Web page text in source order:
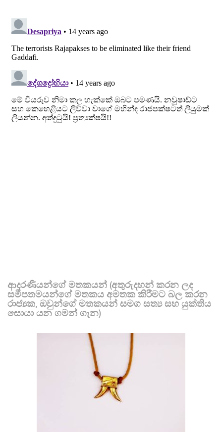
ආදරණීයන්ගේ මතකයන් (අතුරුදහන් කරන ලද
සමීපතමයන්ගේ මතකය අමතක කිරීමට බල කරන
රාජ්‍යක, ඔවුන්ගේ මතකයන් සමග සත්‍ය සහ යුක්තිය
සොයා යන ගමන් ගැන)